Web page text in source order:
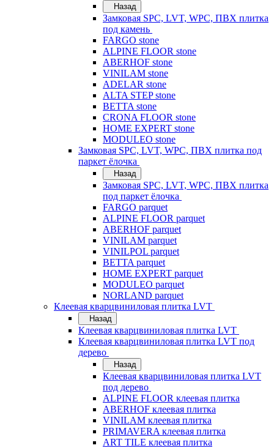
Назад
Замковая SPC, LVT, WPC, ПВХ плитка
под камень
FARGO stone
ALPINE FLOOR stone
ABERHOF stone
VINILAM stone
ADELAR stone
ALTA STEP stone
BETTA stone
CRONA FLOOR stone
HOME EXPERT stone
MODULEO stone
Замковая SPC, LVT, WPC, ПВХ плитка под
паркет ёлочка
Назад
Замковая SPC, LVT, WPC, ПВХ плитка
под паркет ёлочка
FARGO parquet
ALPINE FLOOR parquet
ABERHOF parquet
VINILAM parquet
VINILPOL parquet
BETTA parquet
HOME EXPERT parquet
MODULEO parquet
NORLAND parquet
Клеевая кварцвиниловая плитка LVT
Назад
Клеевая кварцвиниловая плитка LVT
Клеевая кварцвиниловая плитка LVT под
дерево
Назад
Клеевая кварцвиниловая плитка LVT
под дерево
ALPINE FLOOR клеевая плитка
ABERHOF клеевая плитка
VINILAM клеевая плитка
PRIMAVERA клеевая плитка
ART TILE клеевая плитка